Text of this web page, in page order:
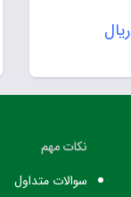
ریال
نکات مهم
سوالات متداول